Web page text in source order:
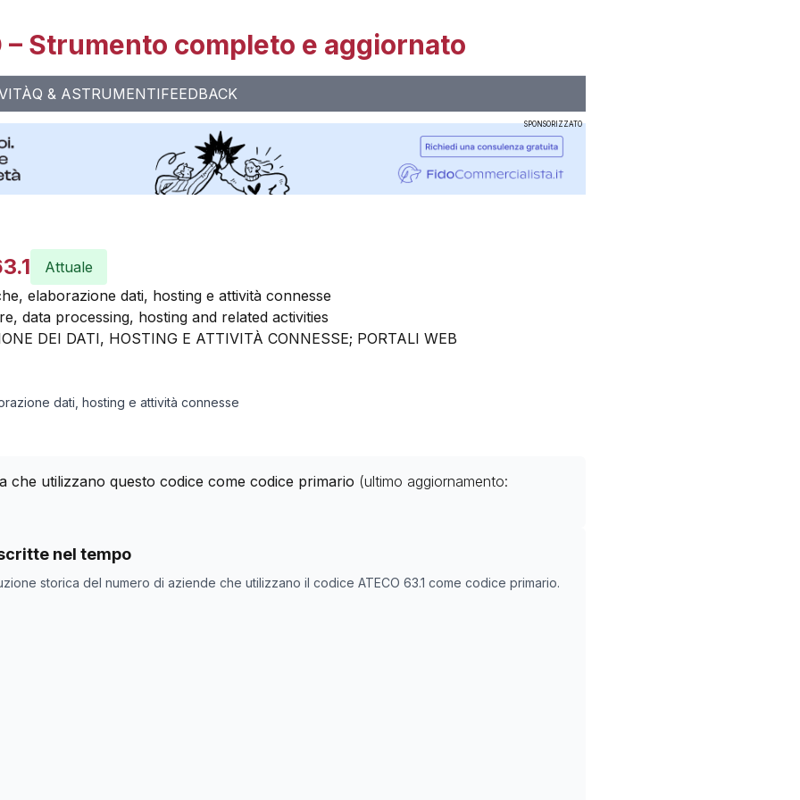
– Strumento completo e aggiornato
Q & ASTRUMENTIFEEDBACK
SPONSORIZZATO
Attuale
elaborazione dati, hosting e attività connesse
data processing, hosting and related activities
DEI DATI, HOSTING E ATTIVITÀ CONNESSE; PORTALI WEB
dati, hosting e attività connesse
che utilizzano questo codice come codice primario (ultimo aggiornamento:
nel tempo
storica del numero di aziende che utilizzano il codice ATECO 63.1 come codice primario.
con codice ATECO
Numero aziende